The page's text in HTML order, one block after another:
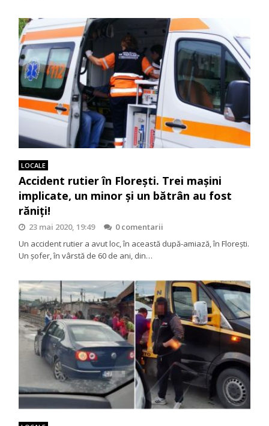
LOCALE
Accident rutier în Florești. Trei mașini
implicate, un minor și un bătrân au fost
răniți!
23 mai 2020, 19:49
0 comentarii
Un accident rutier a avut loc, în această după-amiază, în Florești.
Un șofer, în vârstă de 60 de ani, din…